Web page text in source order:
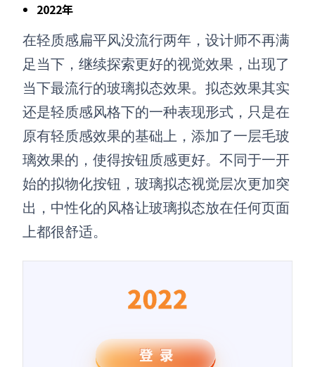
2022年
在轻质感扁平风没流行两年，设计师不再满
足当下，继续探索更好的视觉效果，出现了
当下最流行的玻璃拟态效果。拟态效果其实
还是轻质感风格下的一种表现形式，只是在
原有轻质感效果的基础上，添加了一层毛玻
璃效果的，使得按钮质感更好。不同于一开
始的拟物化按钮，玻璃拟态视觉层次更加突
出，中性化的风格让玻璃拟态放在任何页面
上都很舒适。